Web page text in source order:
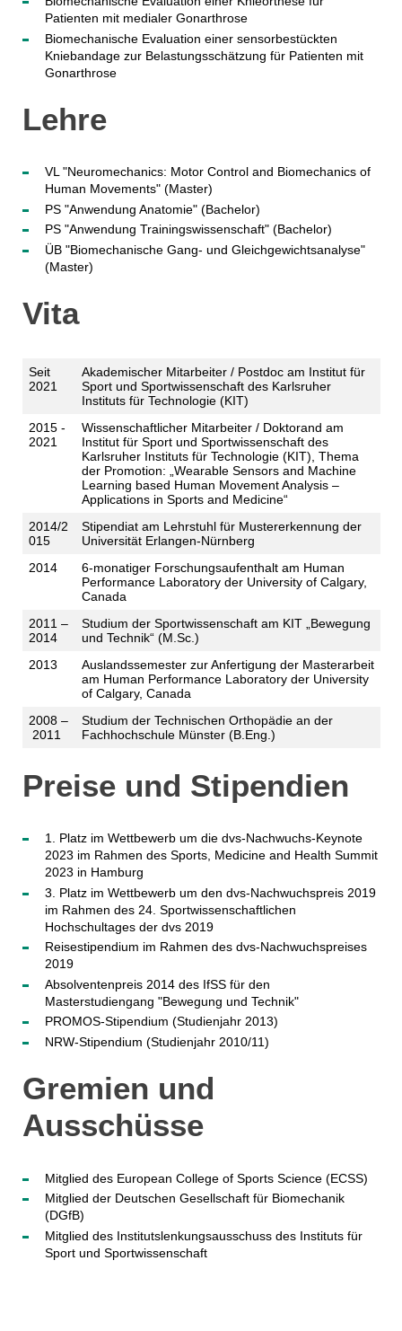
Patienten mit medialer Gonarthrose
Biomechanische Evaluation einer sensorbestückten
Kniebandage zur Belastungsschätzung für Patienten mit
Gonarthrose
Lehre
VL "Neuromechanics: Motor Control and Biomechanics of
Human Movements" (Master)
PS "Anwendung Anatomie" (Bachelor)
PS "Anwendung Trainingswissenschaft" (Bachelor)
ÜB "Biomechanische Gang- und Gleichgewichtsanalyse"
(Master)
Vita
Seit
2021
Akademischer Mitarbeiter / Postdoc am Institut für
Sport und Sportwissenschaft des Karlsruher
Instituts für Technologie (KIT)
2015 -
2021
Wissenschaftlicher Mitarbeiter / Doktorand am
Institut für Sport und Sportwissenschaft des
Karlsruher Instituts für Technologie (KIT), Thema
der Promotion: „Wearable Sensors and Machine
Learning based Human Movement Analysis –
Applications in Sports and Medicine“
2014/2
015
Stipendiat am Lehrstuhl für Mustererkennung der
Universität Erlangen-Nürnberg
2014
6-monatiger Forschungsaufenthalt am Human
Performance Laboratory der University of Calgary,
Canada
2011 –
2014
Studium der Sportwissenschaft am KIT „Bewegung
und Technik“ (M.Sc.)
2013
Auslandssemester zur Anfertigung der Masterarbeit
am Human Performance Laboratory der University
of Calgary, Canada
2008 –
2011
Studium der Technischen Orthopädie an der
Fachhochschule Münster (B.Eng.)
Preise und Stipendien
1. Platz im Wettbewerb um die dvs-Nachwuchs-Keynote
2023 im Rahmen des Sports, Medicine and Health Summit
2023 in Hamburg
3. Platz im Wettbewerb um den dvs-Nachwuchspreis 2019
im Rahmen des 24. Sportwissenschaftlichen
Hochschultages der dvs 2019
Reisestipendium im Rahmen des dvs-Nachwuchspreises
2019
Absolventenpreis 2014 des IfSS für den
Masterstudiengang "Bewegung und Technik"
PROMOS-Stipendium (Studienjahr 2013)
NRW-Stipendium (Studienjahr 2010/11)
Gremien und
Ausschüsse
Mitglied des European College of Sports Science (ECSS)
Mitglied der Deutschen Gesellschaft für Biomechanik
(DGfB)
Mitglied des Institutslenkungsausschuss des Instituts für
Sport und Sportwissenschaft